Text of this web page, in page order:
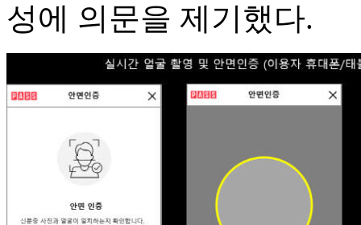
성에 의문을 제기했다.